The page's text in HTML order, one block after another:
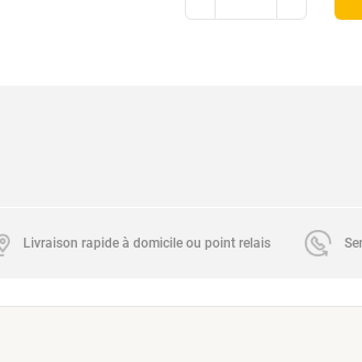
Livraison rapide à domicile ou point relais